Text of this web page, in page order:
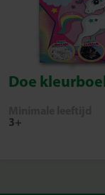
Doe
3+